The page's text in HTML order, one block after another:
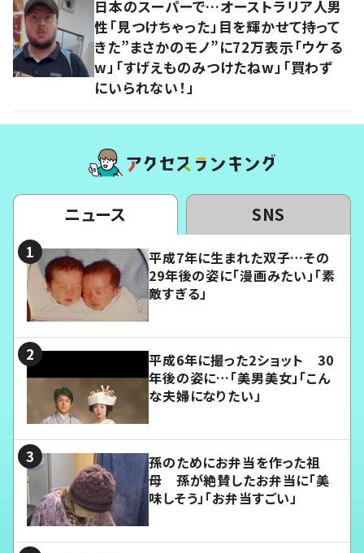
日本のスーパーで…オーストラリア人男
性「見つけちゃった」目を輝かせて持って
きた”まさかのモノ”に72万表示「ウケる
w」「すげえものみつけたねw」「買わず
にいられない！」
ニュース SNS
平成7年に生まれた双子…その
29年後の姿に「漫画みたい」「素
敵すぎる」
平成6年に撮った2ショット 30
年後の姿に…「美男美女」「こん
な夫婦になりたい」
孫のためにお弁当を作った祖
母 孫が絶賛したお弁当に「美
味しそう」「お弁当すごい」